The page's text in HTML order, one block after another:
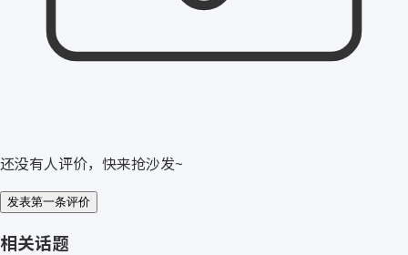
还没有人评价，快来抢沙发~
发表第一条评价
相关话题